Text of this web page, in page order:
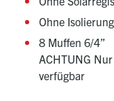
Ohne Isolierung
8 Muffen 6/4”
ACHTUNG
verfügbar